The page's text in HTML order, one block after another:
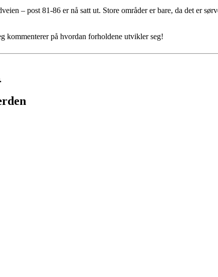
– post 81-86 er nå satt ut. Store områder er bare, da det er
kommenterer på hvordan forholdene utvikler seg!